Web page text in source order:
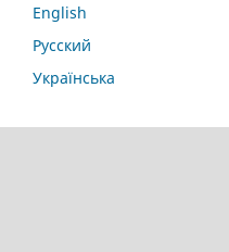
English
Русский
Українська